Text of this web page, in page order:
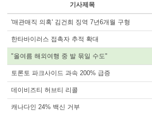
기사제목
'매관매직 의혹' 김건희 징역 7년6개월 구형
한타바이러스 접촉자 추적 확대
"올여름 해외여행 중 발 묶일 수도"
토론토 파크사이드 과속 200% 급증
데이비즈티 허브티 리콜
캐나다인 24% 백신 거부